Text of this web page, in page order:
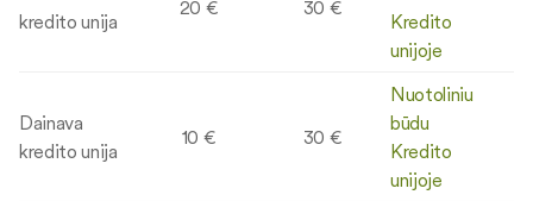
kredito unija
20 € 30 €
Kredito
unijoje
Dainava
kredito unija
10 € 30 €
Nuotoliniu
būdu
Kredito
unijoje